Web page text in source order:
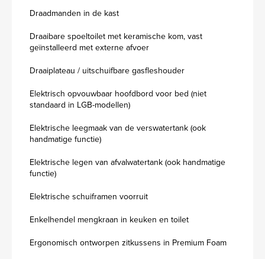
Draadmanden in de kast
Draaibare spoeltoilet met keramische kom, vast
geïnstalleerd met externe afvoer
Draaiplateau / uitschuifbare gasfleshouder
Elektrisch opvouwbaar hoofdbord voor bed (niet
standaard in LGB-modellen)
Elektrische leegmaak van de verswatertank (ook
handmatige functie)
Elektrische legen van afvalwatertank (ook handmatige
functie)
Elektrische schuiframen voorruit
Enkelhendel mengkraan in keuken en toilet
Ergonomisch ontworpen zitkussens in Premium Foam